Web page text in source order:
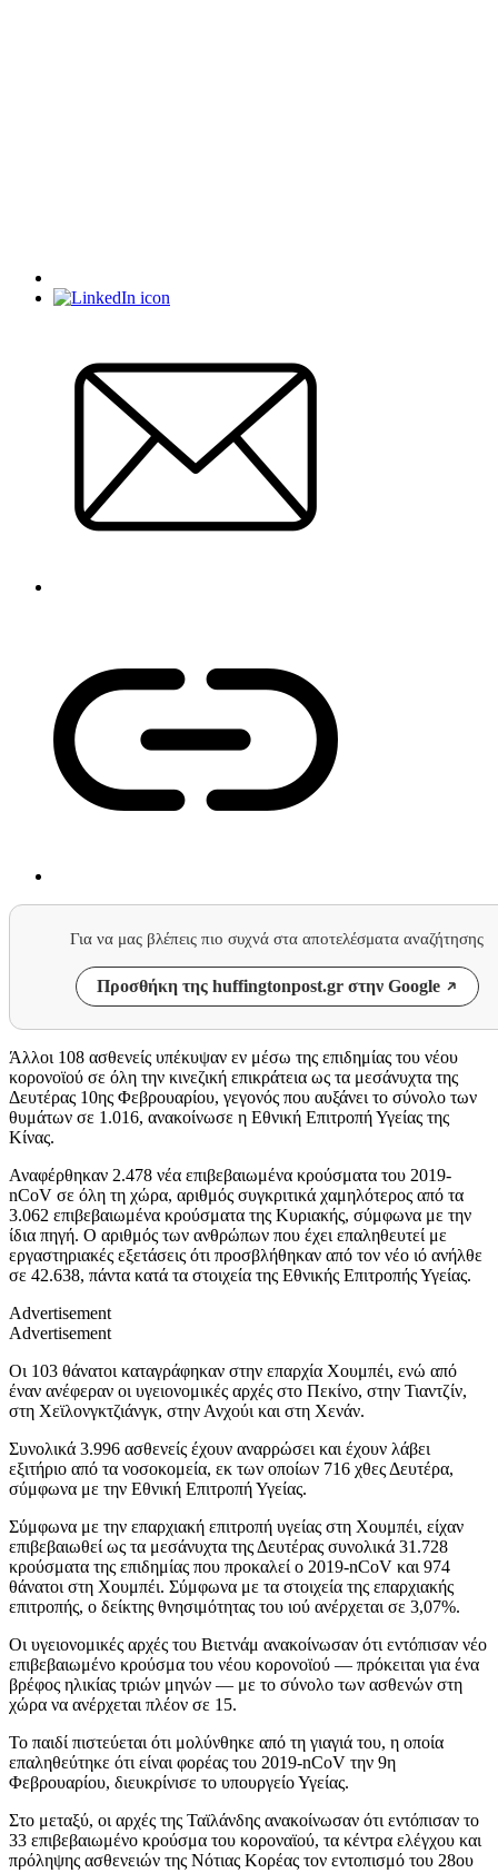
Για να μας βλέπεις πιο συχνά στα αποτελέσματα αναζήτησης
Προσθήκη της huffingtonpost.gr στην Google
Άλλοι 108 ασθενείς υπέκυψαν εν μέσω της επιδημίας του νέου
κορονοϊού σε όλη την κινεζική επικράτεια ως τα μεσάνυχτα της
Δευτέρας 10ης Φεβρουαρίου, γεγονός που αυξάνει το σύνολο των
θυμάτων σε 1.016, ανακοίνωσε η Εθνική Επιτροπή Υγείας της
Κίνας.
Αναφέρθηκαν 2.478 νέα επιβεβαιωμένα κρούσματα του 2019-
nCoV σε όλη τη χώρα, αριθμός συγκριτικά χαμηλότερος από τα
3.062 επιβεβαιωμένα κρούσματα της Κυριακής, σύμφωνα με την
ίδια πηγή. Ο αριθμός των ανθρώπων που έχει επαληθευτεί με
εργαστηριακές εξετάσεις ότι προσβλήθηκαν από τον νέο ιό ανήλθε
σε 42.638, πάντα κατά τα στοιχεία της Εθνικής Επιτροπής Υγείας.
Advertisement
Advertisement
Οι 103 θάνατοι καταγράφηκαν στην επαρχία Χουμπέι, ενώ από
έναν ανέφεραν οι υγειονομικές αρχές στο Πεκίνο, στην Τιαντζίν,
στη Χεϊλονγκτζιάνγκ, στην Ανχούι και στη Χενάν.
Συνολικά 3.996 ασθενείς έχουν αναρρώσει και έχουν λάβει
εξιτήριο από τα νοσοκομεία, εκ των οποίων 716 χθες Δευτέρα,
σύμφωνα με την Εθνική Επιτροπή Υγείας.
Σύμφωνα με την επαρχιακή επιτροπή υγείας στη Χουμπέι, είχαν
επιβεβαιωθεί ως τα μεσάνυχτα της Δευτέρας συνολικά 31.728
κρούσματα της επιδημίας που προκαλεί ο 2019-nCoV και 974
θάνατοι στη Χουμπέι. Σύμφωνα με τα στοιχεία της επαρχιακής
επιτροπής, ο δείκτης θνησιμότητας του ιού ανέρχεται σε 3,07%.
Οι υγειονομικές αρχές του Βιετνάμ ανακοίνωσαν ότι εντόπισαν νέο
επιβεβαιωμένο κρούσμα του νέου κορονοϊού — πρόκειται για ένα
βρέφος ηλικίας τριών μηνών — με το σύνολο των ασθενών στη
χώρα να ανέρχεται πλέον σε 15.
Το παιδί πιστεύεται ότι μολύνθηκε από τη γιαγιά του, η οποία
επαληθεύτηκε ότι είναι φορέας του 2019-nCoV την 9η
Φεβρουαρίου, διευκρίνισε το υπουργείο Υγείας.
Στο μεταξύ, οι αρχές της Ταϊλάνδης ανακοίνωσαν ότι εντόπισαν το
33 επιβεβαιωμένο κρούσμα του κοροναϊού, τα κέντρα ελέγχου και
πρόληψης ασθενειών της Νότιας Κορέας τον εντοπισμό του 28ου